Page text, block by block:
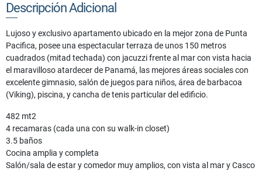
Descripción Adicional
Lujoso y exclusivo apartamento ubicado en la mejor zona de Punta
Pacifica, posee una espectacular terraza de unos 150 metros
cuadrados (mitad techada) con jacuzzi frente al mar con vista hacia
el maravilloso atardecer de Panamá, las mejores áreas sociales con
excelente gimnasio, salón de juegos para niños, área de barbacoa
(Viking), piscina, y cancha de tenis particular del edificio.
482 mt2
4 recamaras (cada una con su walk-in closet)
3.5 baños
Cocina amplia y completa
Salón/sala de estar y comedor muy amplios, con vista al mar y Casco